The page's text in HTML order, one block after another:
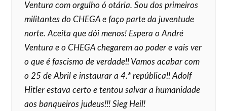
Ventura com orgulho ó otária. Sou dos primeiros
militantes do CHEGA e faço parte da juventude
norte. Aceita que dói menos! Espera o André
Ventura e o CHEGA chegarem ao poder e vais ver
o que é fascismo de verdade!! Vamos acabar com
o 25 de Abril e instaurar a 4.ª república!! Adolf
Hitler estava certo e tentou salvar a humanidade
aos banqueiros judeus!!! Sieg Heil!